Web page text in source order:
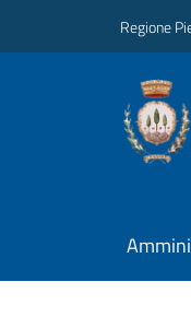
Regione